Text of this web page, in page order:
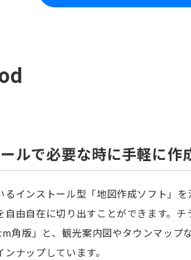
ルで必要な時に手軽に作
るインストール型「地図作成ソフト」
自由自在に切り出すことができます。
角版」と、観光案内図やタウンマップ
ナップしています。